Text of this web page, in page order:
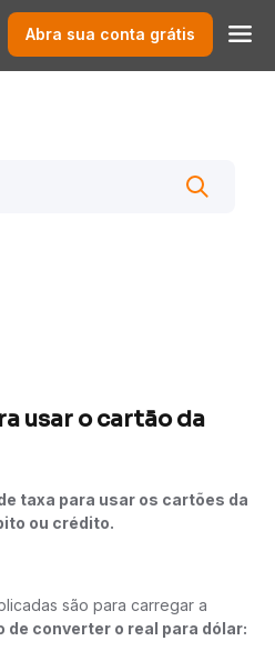
Abra sua conta grátis
usar o cartão da
taxa para usar os cartões da
ou crédito.
são para carregar a
de converter o real para dólar: